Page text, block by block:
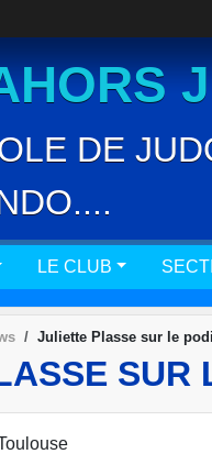
DE
LE CLUB
Juliette Plasse sur le
SUR